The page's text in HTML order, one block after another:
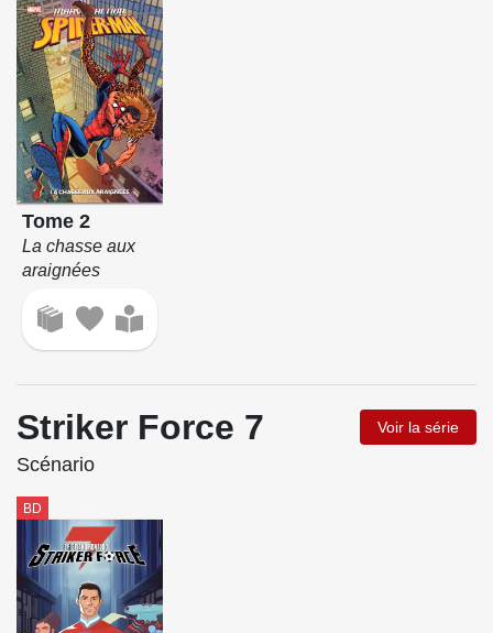
Tome 2
La chasse aux
araignées
Striker Force 7 Voir la série
Scénario
BD